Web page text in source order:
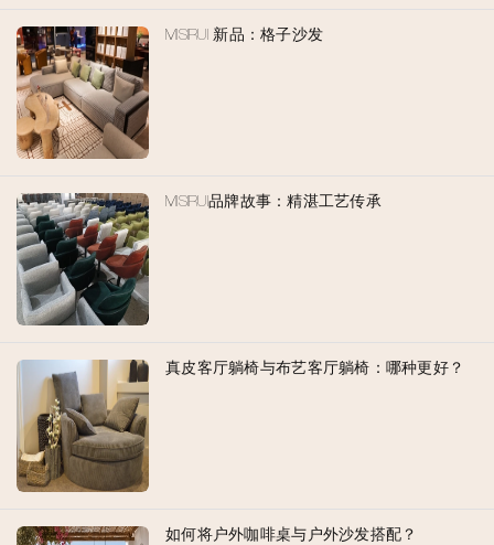
MISIRUI 新品：格子沙发
MISIRUI品牌故事：精湛工艺传承
真皮客厅躺椅与布艺客厅躺椅：哪种更好？
如何将户外咖啡桌与户外沙发搭配？